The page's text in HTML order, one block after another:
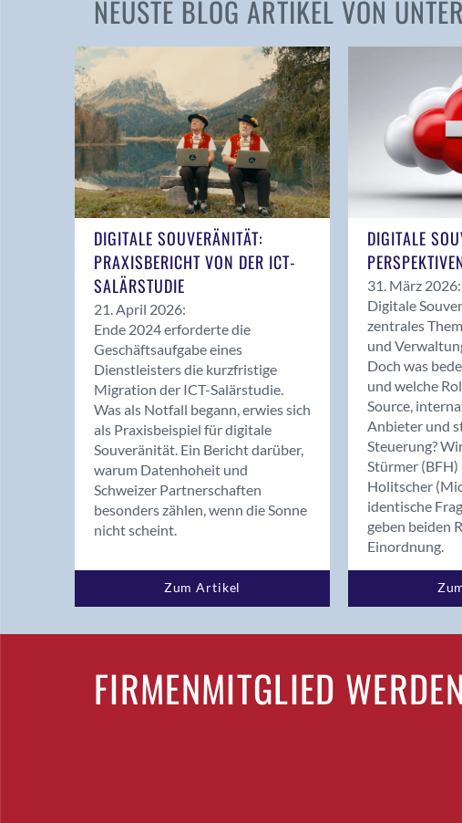
NEUSTE BLOG ARTIKEL VON
DIGITALE SOUVERÄNITÄT:
PRAXISBERICHT VON DER ICT-
SALÄRSTUDIE
21. April 2026:
Ende 2024 erforderte die
Geschäftsaufgabe eines
Dienstleisters die kurzfristige
Migration der ICT-Salärstudie.
Was als Notfall begann, erwies sich
als Praxisbeispiel für digitale
Souveränität. Ein Bericht darüber,
warum Datenhoheit und
Schweizer Partnerschaften
besonders zählen, wenn die Sonne
nicht scheint.
Zum Artikel
DIGITALE
31. März 2026:
Digitale
zentrales
und
Doch was
und welche
Source,
Anbieter und
Steuerung?
Stürmer
Holitscher
identische
geben beiden
Einordnung.
FIRMENMITGLIED WERDEN